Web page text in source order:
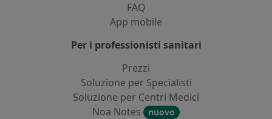
FAQ
App mobile
Per i professionisti sanitari
Prezzi
Soluzione per Specialisti
Soluzione per Centri Medici
Noa Notes
nuovo